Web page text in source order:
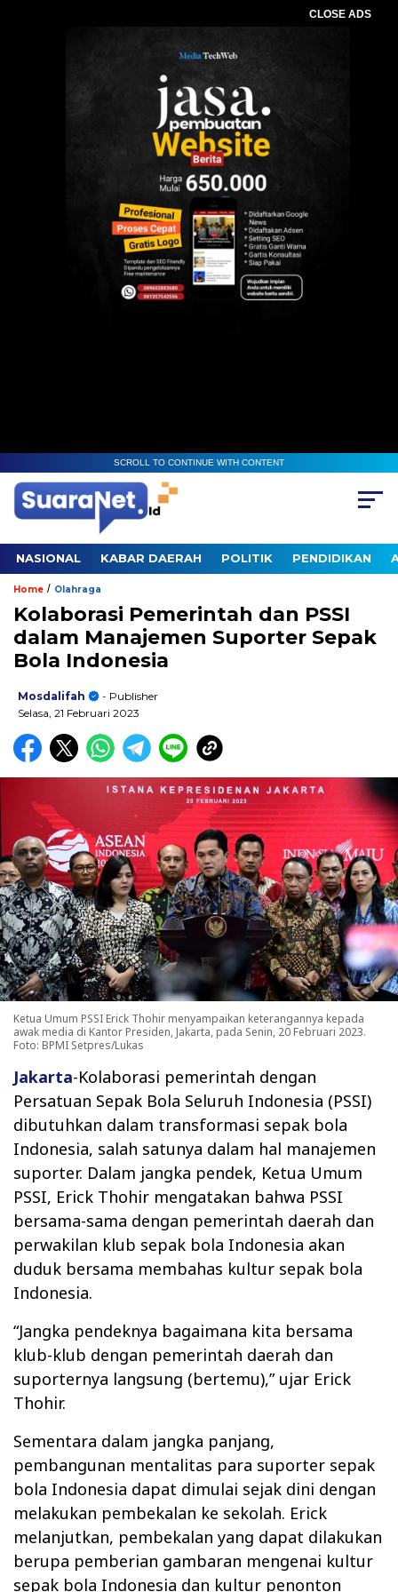
CLOSE ADS
SCROLL TO CONTINUE WITH CONTENT
NASIONAL KABAR DAERAH POLITIK PENDIDIKAN
Home / Olahraga
Kolaborasi Pemerintah dan PSSI
dalam Manajemen Suporter Sepak
Bola Indonesia
Mosdalifah
- Publisher
Selasa, 21 Februari 2023
Ketua Umum PSSI Erick Thohir menyampaikan keterangannya kepada
awak media di Kantor Presiden, Jakarta, pada Senin, 20 Februari 2023.
Foto: BPMI Setpres/Lukas
Jakarta-Kolaborasi pemerintah dengan
Persatuan Sepak Bola Seluruh Indonesia (PSSI)
dibutuhkan dalam transformasi sepak bola
Indonesia, salah satunya dalam hal manajemen
suporter. Dalam jangka pendek, Ketua Umum
PSSI, Erick Thohir mengatakan bahwa PSSI
bersama-sama dengan pemerintah daerah dan
perwakilan klub sepak bola Indonesia akan
duduk bersama membahas kultur sepak bola
Indonesia.
“Jangka pendeknya bagaimana kita bersama
klub-klub dengan pemerintah daerah dan
suporternya langsung (bertemu),” ujar Erick
Thohir.
Sementara dalam jangka panjang,
pembangunan mentalitas para suporter sepak
bola Indonesia dapat dimulai sejak dini dengan
melakukan pembekalan ke sekolah. Erick
melanjutkan, pembekalan yang dapat dilakukan
berupa pemberian gambaran mengenai kultur
sepak bola Indonesia dan kultur penonton